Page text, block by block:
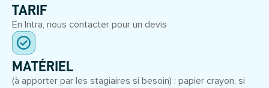
TARIF
En Intra, nous contacter pour un devis
MATÉRIEL
(à apporter par les stagiaires si besoin) : papier crayon, si